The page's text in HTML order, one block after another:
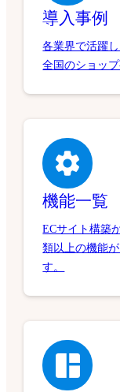
導入事例
各業界で活躍
全国のショッ
機能一覧
ECサイト構築
類以上の機能
す。